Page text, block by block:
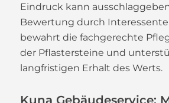
Eindruck kann
Bewertung durch
bewahrt die fachgerechte
der Pflastersteine und
langfristigen Erhalt des Werts.